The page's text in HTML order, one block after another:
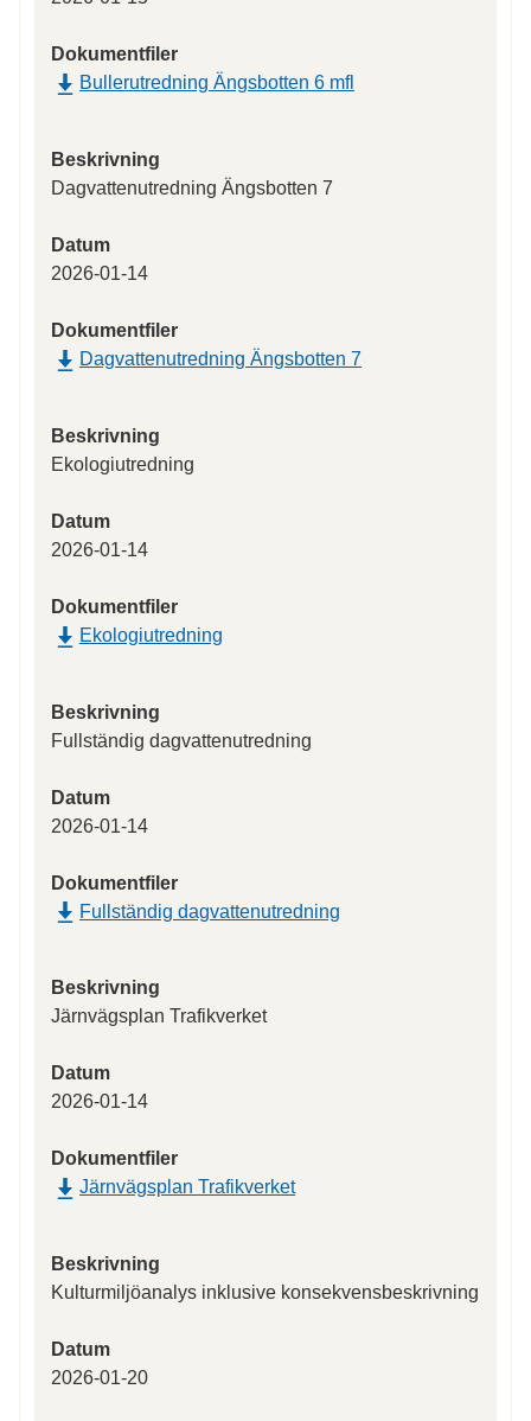
Dokumentfiler
Bullerutredning Ängsbotten 6 mfl
Beskrivning
Dagvattenutredning Ängsbotten 7
Datum
2026-01-14
Dokumentfiler
Dagvattenutredning Ängsbotten 7
Beskrivning
Ekologiutredning
Datum
2026-01-14
Dokumentfiler
Ekologiutredning
Beskrivning
Fullständig dagvattenutredning
Datum
2026-01-14
Dokumentfiler
Fullständig dagvattenutredning
Beskrivning
Järnvägsplan Trafikverket
Datum
2026-01-14
Dokumentfiler
Järnvägsplan Trafikverket
Beskrivning
Kulturmiljöanalys inklusive konsekvensbeskrivning
Datum
2026-01-20